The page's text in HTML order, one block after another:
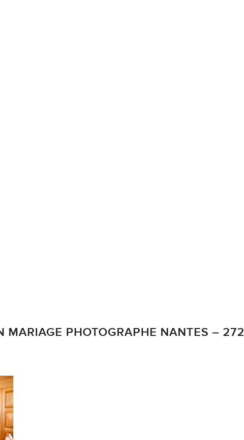
MARIAGE PHOTOGRAPHE NANTES – 272